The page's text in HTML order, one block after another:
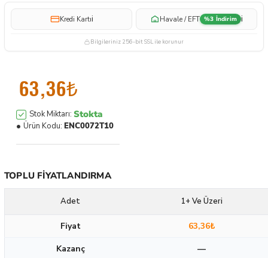
Kredi Kartıi Havale / EFT %3 İndirim i
Bilgileriniz 256-bit SSL ile korunur
63,36₺
Stok Miktarı: Stokta
Ürün Kodu: ENC0072T10
TOPLU FIYATLANDIRMA
Adet 1+ Ve Üzeri
Fiyat
63,36₺
Kazanç
—